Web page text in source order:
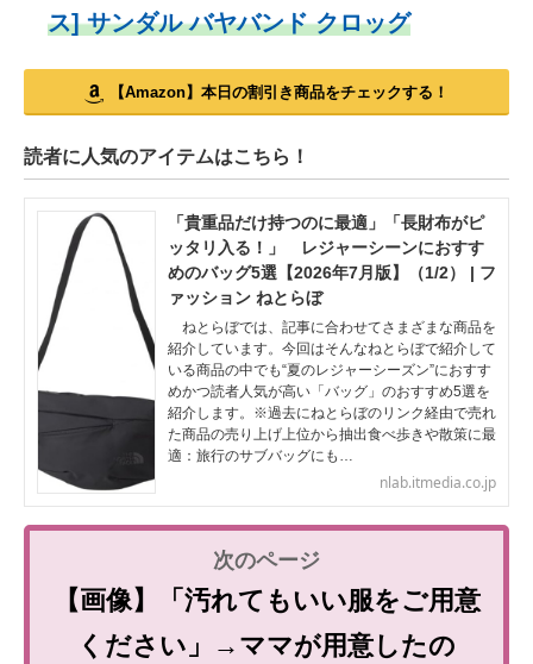
ス] サンダル バヤバンド クロッグ
【Amazon】本日の割引き商品をチェックする！
読者に人気のアイテムはこちら！
「貴重品だけ持つのに最適」「長財布がピ
ッタリ入る！」 レジャーシーンにおすす
めのバッグ5選【2026年7月版】（1/2） | フ
ァッション ねとらぼ
ねとらぼでは、記事に合わせてさまざまな商品を
紹介しています。今回はそんなねとらぼで紹介して
いる商品の中でも“夏のレジャーシーズン”におすす
めかつ読者人気が高い「バッグ」のおすすめ5選を
紹介します。※過去にねとらぼのリンク経由で売れ
た商品の売り上げ上位から抽出食べ歩きや散策に最
適：旅行のサブバッグにも…
nlab.itmedia.co.jp
【画像】「汚れてもいい服をご用意
ください」→ママが用意したの